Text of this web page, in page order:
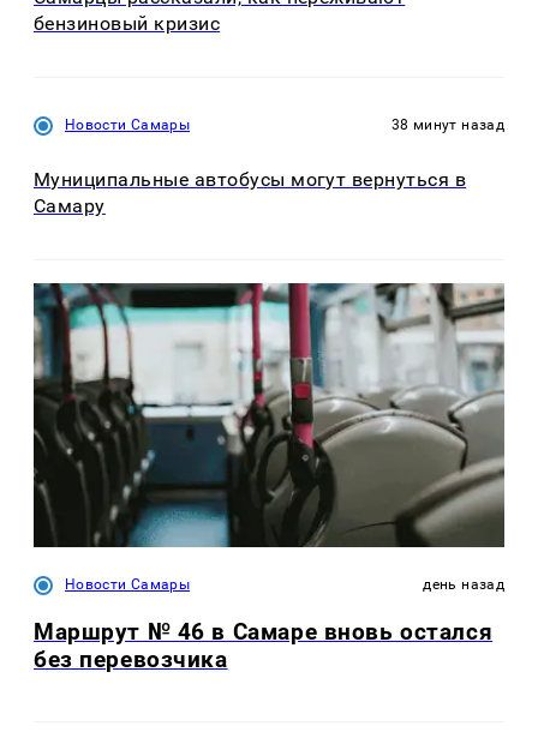
бензиновый кризис
Новости Самары 38 минут назад
Муниципальные автобусы могут вернуться в
Самару
Новости Самары день назад
Маршрут № 46 в Самаре вновь остался
без перевозчика